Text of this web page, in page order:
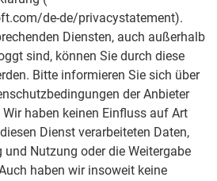
de-de/privacystatement).
Diensten, auch außerhalb
sind, können Sie durch diese
Bitte informieren Sie sich über
der Anbieter
haben keinen Einfluss auf Art
Dienst verarbeiteten Daten,
und Nutzung oder die Weitergabe
haben wir insoweit keine